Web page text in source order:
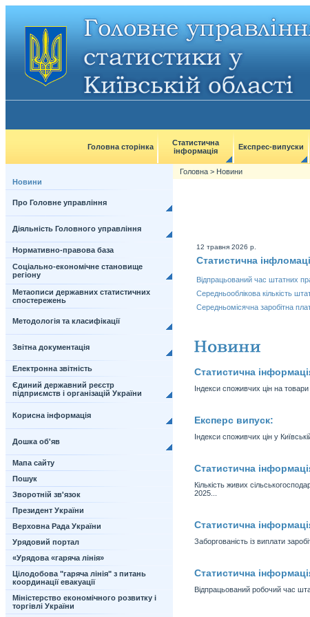
Головна сторінка
Статистична
інформація
Експрес-випуски
Новини
Про Головне управління
Діяльність Головного управління
Нормативно-правова база
Соціально-економічне становище
регіону
Метаописи державних статистичних
спостережень
Методологія та класифікації
Звітна документація
Електронна звітність
Єдиний державний реєстр
підприємств і організацій України
Корисна інформація
Дошка об'яв
Мапа сайту
Пошук
Зворотній зв'язок
Президент України
Верховна Рада України
Урядовий портал
«Урядова «гаряча лінія»
Цілодобова "гаряча лінія" з питань
координації евакуації
Міністерство економічного розвитку і
торгівлі України
Головна > Новини
12 травня 2026 р.
Статистична
Відпрацьований час штатних
Середньооблікова кількість
Середньомісячна заробітна
Статистична
Індекси споживчих цін на
Експерс випуск:
Індекси споживчих цін у
Статистична
Кількість живих
2025...
Статистична
Заборгованість із виплати
Статистична
Відпрацьований робочий час